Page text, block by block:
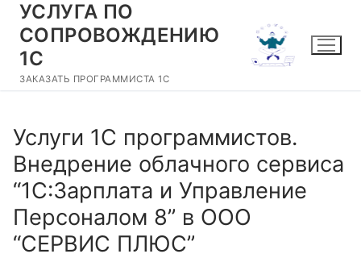
Перейти
содержимому
УСЛУГА ПО
СОПРОВОЖДЕНИЮ
1С
ЗАКАЗАТЬ ПРОГРАММИСТА 1С
Услуги 1С программистов.
Внедрение облачного сервиса
“1С:Зарплата и Управление
Персоналом 8” в ООО
“СЕРВИС ПЛЮС”